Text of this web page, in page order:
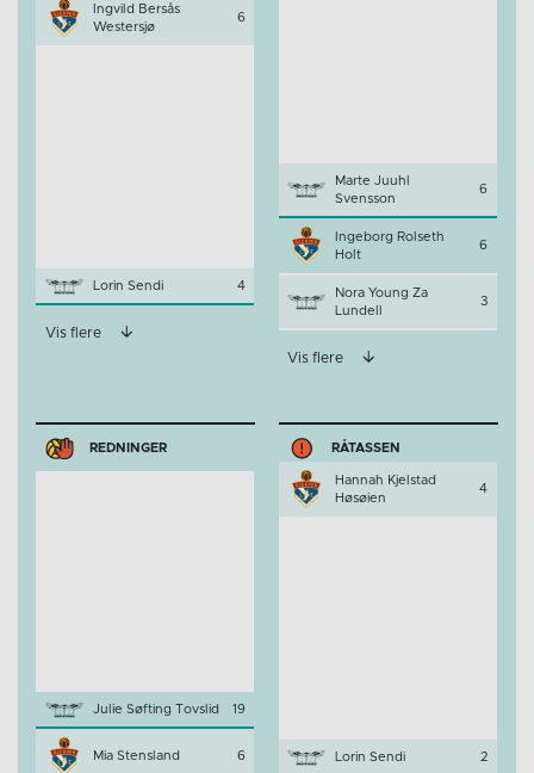
Ingvild Bersås
Westersjø
6
Lorin Sendi 4
Vis flere
Marte Juuhl
Svensson
6
Ingeborg Rolseth
Holt
6
Nora Young Za
Lundell
3
Vis flere
REDNINGER
Julie Søfting Tovslid 19
Mia Stensland 6
RÅTASSEN
Hannah Kjelstad
Høsøien
4
Lorin Sendi 2